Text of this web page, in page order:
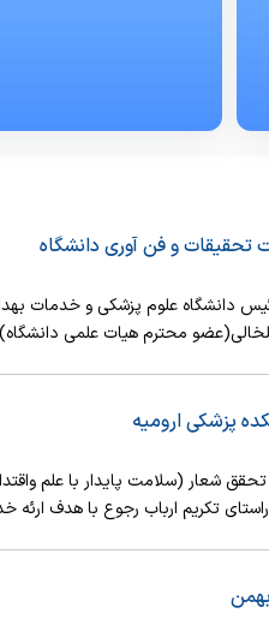
و فن آوری دانشگاه
دانشگاه علوم پزشکی و خدمات
محترم هیات علمی
پزشکی ارومیه
شعار (سلامت پایدار با علم
تکریم ارباب رجوع با هدف ارئه
و آزمون های پایانی
پزشکی)